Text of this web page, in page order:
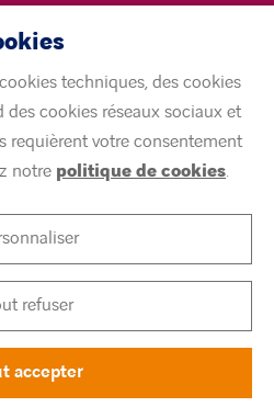
linkedinyoutube
techniques, des cookies
cookies réseaux sociaux et
requièrent votre consentement
notre politique de cookies.
refuser
accepter